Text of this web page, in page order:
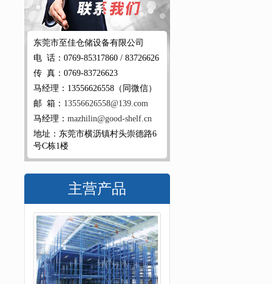
东莞市至佳仓储设备有限公司
电 话：0769-85317860 / 83726626
传 真：0769-83726623
马经理：13556626558（同微信）
邮 箱： 13556626558@139.com
马经理： mazhilin@good-shelf.cn
地址：东莞市横沥镇村头崇德路6
号C栋1楼
主营产品
重型阁楼货架